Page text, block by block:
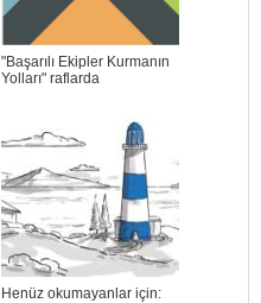
"Başarılı Ekipler Kurmanın
Yolları" raflarda
Henüz okumayanlar için: